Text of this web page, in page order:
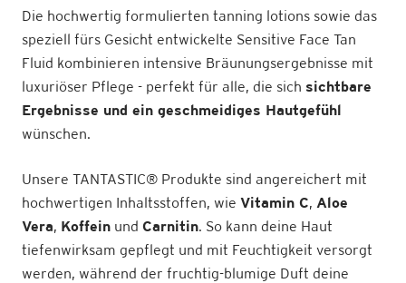
Die hochwertig formulierten tanning lotions sowie das
speziell fürs Gesicht entwickelte Sensitive Face Tan
Fluid kombinieren intensive Bräunungsergebnisse mit
luxuriöser Pflege - perfekt für alle, die sich sichtbare
Ergebnisse und ein geschmeidiges Hautgefühl
wünschen.
Unsere TANTASTIC® Produkte sind angereichert mit
hochwertigen Inhaltsstoffen, wie Vitamin C, Aloe
Vera, Koffein und Carnitin. So kann deine Haut
tiefenwirksam gepflegt und mit Feuchtigkeit versorgt
werden, während der fruchtig-blumige Duft deine